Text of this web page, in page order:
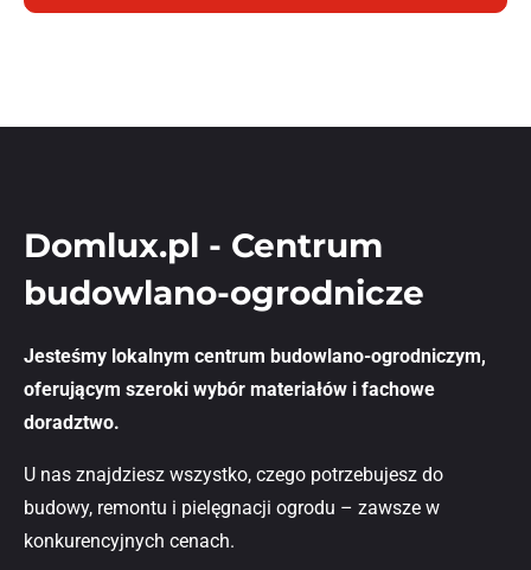
Domlux.pl - Centrum
budowlano-ogrodnicze
Jesteśmy lokalnym centrum budowlano-ogrodniczym,
oferującym szeroki wybór materiałów i fachowe
doradztwo.
U nas znajdziesz wszystko, czego potrzebujesz do
budowy, remontu i pielęgnacji ogrodu – zawsze w
konkurencyjnych cenach.